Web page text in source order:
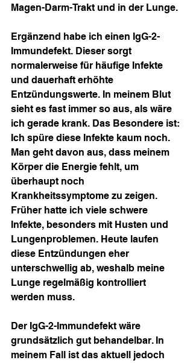
Magen-Darm-Trakt und in der Lunge.
Ergänzend habe ich einen IgG-2-
Immundefekt. Dieser sorgt
normalerweise für häufige Infekte
und dauerhaft erhöhte
Entzündungswerte. In meinem Blut
sieht es fast immer so aus, als wäre
ich gerade krank. Das Besondere ist:
Ich spüre diese Infekte kaum noch.
Man geht davon aus, dass meinem
Körper die Energie fehlt, um
überhaupt noch
Krankheitssymptome zu zeigen.
Früher hatte ich viele schwere
Infekte, besonders mit Husten und
Lungenproblemen. Heute laufen
diese Entzündungen eher
unterschwellig ab, weshalb meine
Lunge regelmäßig kontrolliert
werden muss.
Der IgG-2-Immundefekt wäre
grundsätzlich gut behandelbar. In
meinem Fall ist das aktuell jedoch